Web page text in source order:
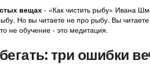
вещах- «Как чистить рыбу» Ивана
Но вы читаете не про рыбу. Вы
не обучение - это медитация.
три ошибки